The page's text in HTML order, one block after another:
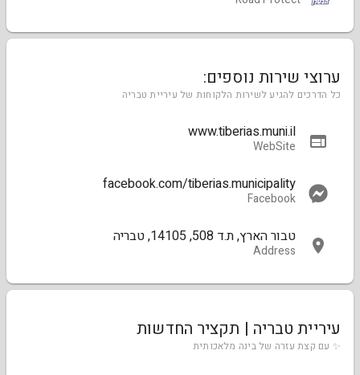
ערוצי שירות נוספים:
כל הדרכים להגיע לשירות הלקוחות של עיריית טבריה
www.tiberias.muni.il
WebSite
facebook.com/tiberias.municipality
Facebook
טבור הארץ, ת.ד 508, 14105, טבריה
Address
עיריית טבריה | תקציר החדשות
✨ עם קצת עזרה של בינה מלאכותית